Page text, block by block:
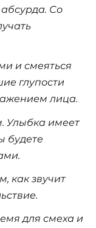
Со
и смеяться
глупости
лица.
Улыбка имеет
будете
как звучит
для смеха и